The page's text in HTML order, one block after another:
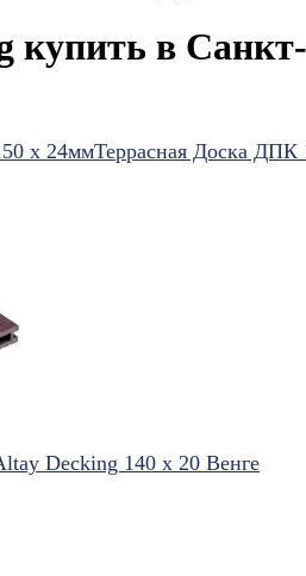
купить в Санкт-
х 24ммТеррасная Доска ДПК
Decking 140 х 20 Венге